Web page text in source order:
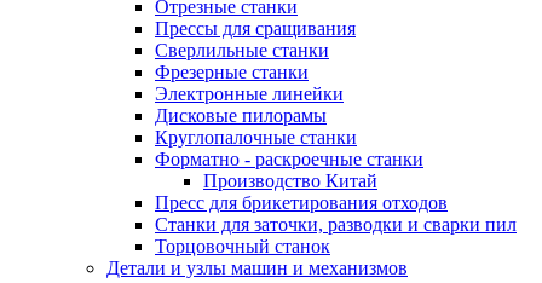
Отрезные станки
Прессы для сращивания
Сверлильные станки
Фрезерные станки
Электронные линейки
Дисковые пилорамы
Круглопалочные станки
Форматно - раскроечные станки
Производство Китай
Пресс для брикетирования отходов
Станки для заточки, разводки и сварки пил
Торцовочный станок
Детали и узлы машин и механизмов